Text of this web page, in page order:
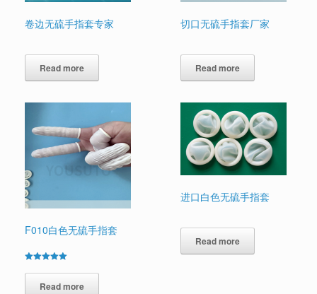
卷边无硫手指套专家
Read more
切口无硫手指套厂家
Read more
F010白色无硫手指套
5.00
out of 5Read more
进口白色无硫手指套
Read more